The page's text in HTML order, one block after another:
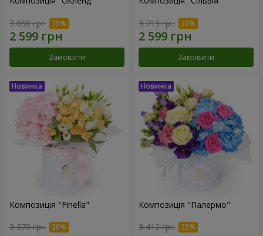
3 058 грн
Замовити
3 713 грн
Замовити
Композиція "Finella"
3 370 грн
Композиція "Палермо"
3 412 грн